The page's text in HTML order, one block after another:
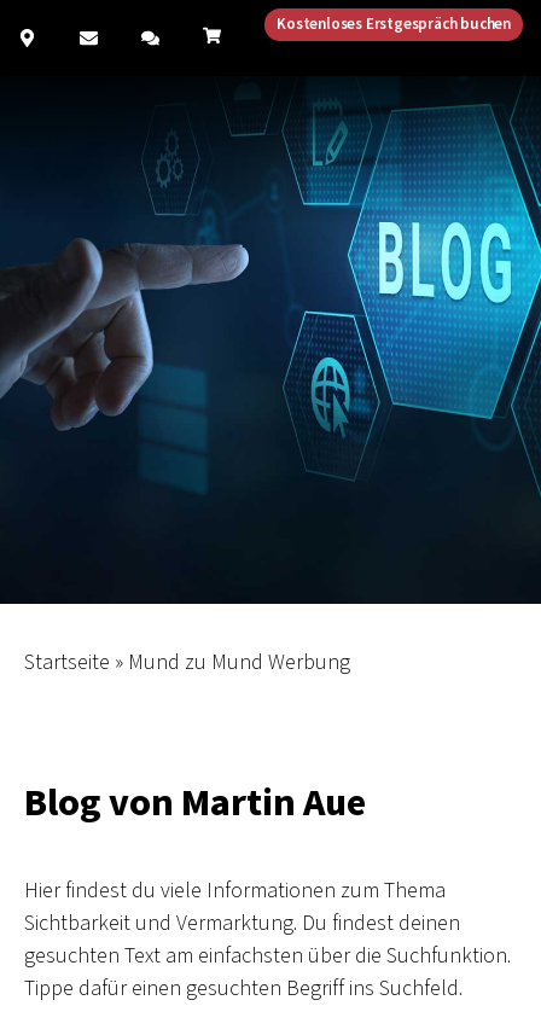
Kostenloses Erstgespräch buchen
Startseite » Mund zu Mund Werbung
Blog von Martin Aue
Hier findest du viele Informationen zum Thema
Sichtbarkeit und Vermarktung. Du findest deinen
gesuchten Text am einfachsten über die Suchfunktion.
Tippe dafür einen gesuchten Begriff ins Suchfeld.